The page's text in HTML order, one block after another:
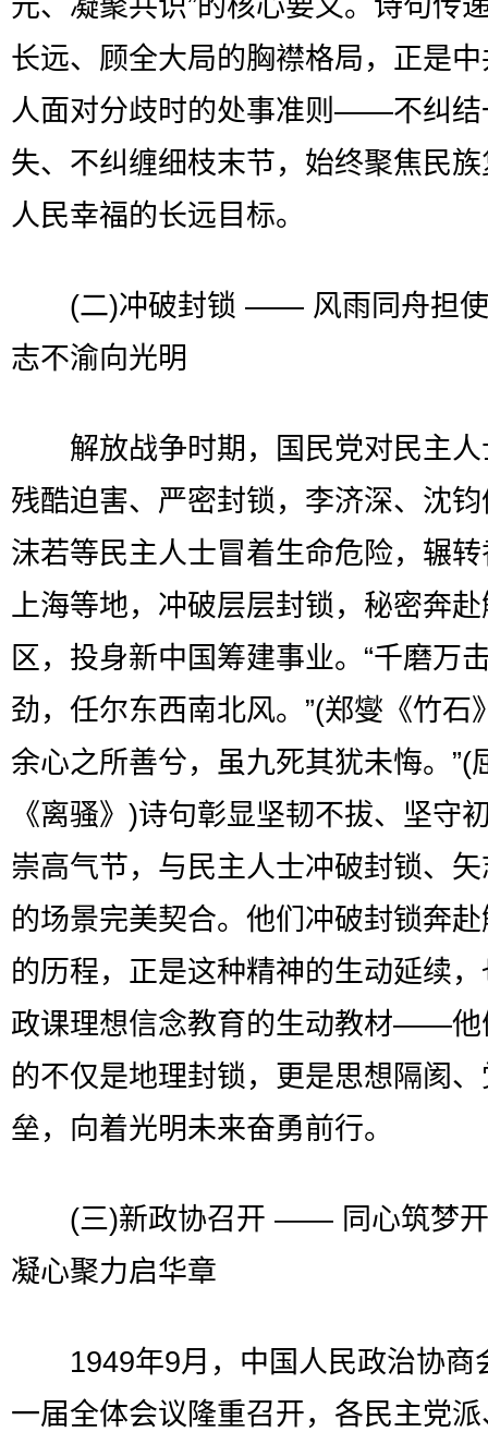
元、凝聚共识”的核心要义。诗句传
长远、顾全大局的胸襟格局，正是
人面对分歧时的处事准则——不纠结
失、不纠缠细枝末节，始终聚焦民
人民幸福的长远目标。
(二)冲破封锁 —— 风雨同舟担使
志不渝向光明
解放战争时期，国民党对民主人
残酷迫害、严密封锁，李济深、沈
沫若等民主人士冒着生命危险，辗
上海等地，冲破层层封锁，秘密奔
区，投身新中国筹建事业。“千磨万
劲，任尔东西南北风。”(郑燮《竹石
余心之所善兮，虽九死其犹未悔。”(
《离骚》)诗句彰显坚韧不拔、坚守
崇高气节，与民主人士冲破封锁、
的场景完美契合。他们冲破封锁奔
的历程，正是这种精神的生动延续
政课理想信念教育的生动教材——他
的不仅是地理封锁，更是思想隔阂
垒，向着光明未来奋勇前行。
(三)新政协召开 —— 同心筑梦开
凝心聚力启华章
1949年9月，中国人民政治协商
一届全体会议隆重召开，各民主党